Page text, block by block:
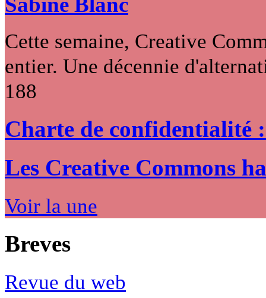
Cette semaine, Creative
entier. Une décennie
188
Charte de confidentialité
Les Creative Commons
Voir la une
Breves
Revue du web